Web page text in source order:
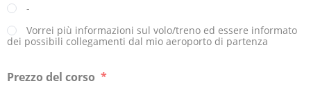
-
Vorrei più informazioni sul volo/treno ed essere informato
dei possibili collegamenti dal mio aeroporto di partenza
Prezzo del corso